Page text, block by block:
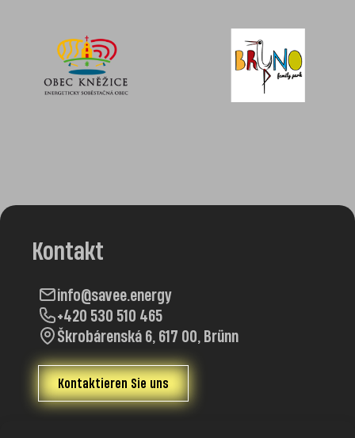
Kontakt
info@savee.energy
+420 530 510 465
Škrobárenská 6, 617 00, Brünn
Kontaktieren Sie uns